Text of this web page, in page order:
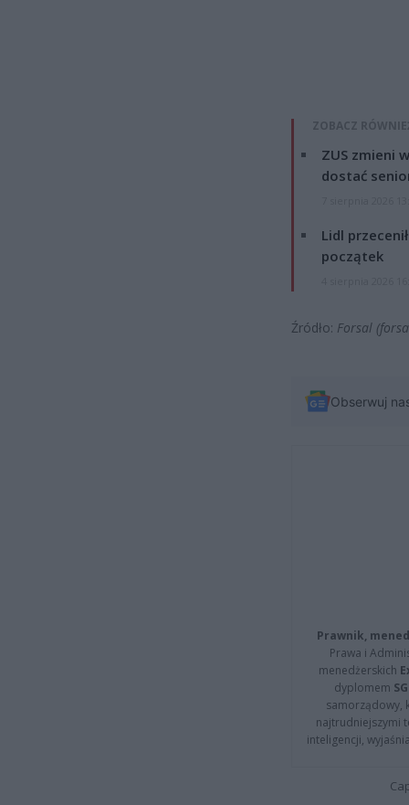
ZOBACZ
ZUS zmieni
dostać
Lidl
początek
Źródło: Forsal
Obserwuj
Prawnik,
Prawa i
menedżerskich
dyplomem
samorządowy,
najtrudniejszymi
inteligencji,